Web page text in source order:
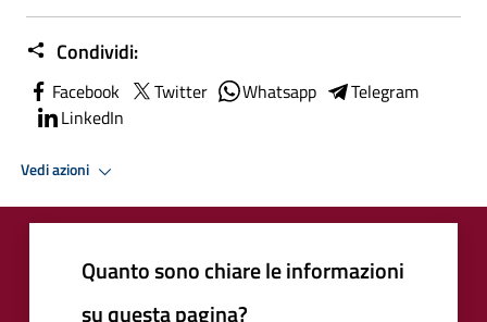
Condividi:
Facebook Twitter Whatsapp
Telegram
LinkedIn
Vedi azioni
Quanto sono chiare le informazioni
su questa pagina?